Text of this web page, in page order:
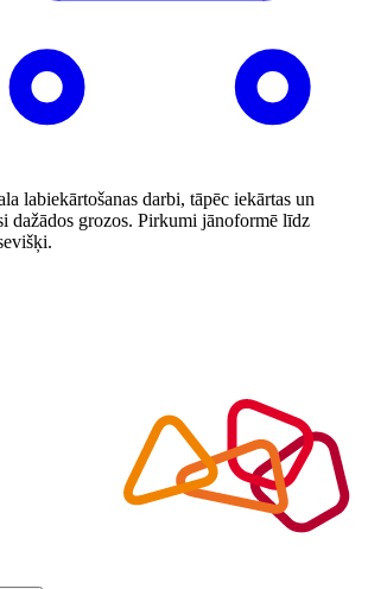
labiekārtošanas darbi, tāpēc iekārtas un
dažādos grozos. Pirkumi jānoformē līdz